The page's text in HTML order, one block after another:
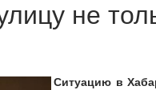
не
Ситуацию в